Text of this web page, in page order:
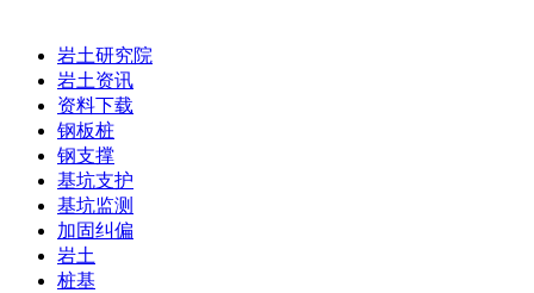
岩土研究院
岩土资讯
资料下载
钢板桩
钢支撑
基坑支护
基坑监测
加固纠偏
岩土
桩基